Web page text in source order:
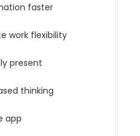
faster
work flexibility
present
thinking
app